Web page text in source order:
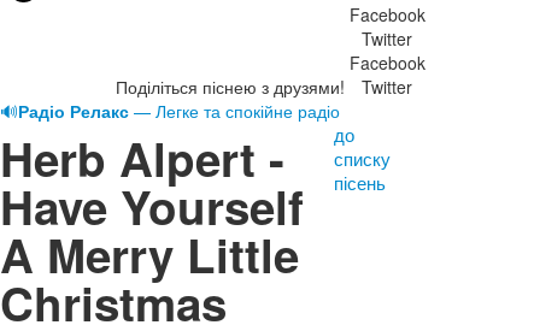
Поділіться піснею з друзями!
Facebook
Twitter
Facebook
Twitter
🔊Радіо Релакс — Легке та спокійне радіо
Herb Alpert -
Have Yourself
A Merry Little
Christmas
до
списку
пісень